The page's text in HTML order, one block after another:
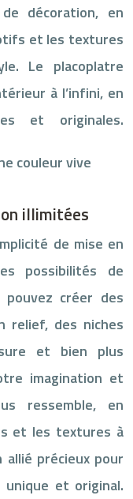
décoration, en
et les textures
Le placoplatre
à l’infini, en
et originales.
illimitées
de mise en
possibilités de
pouvez créer des
relief, des niches
et bien plus
imagination et
ressemble, en
et les textures à
précieux pour
et original.